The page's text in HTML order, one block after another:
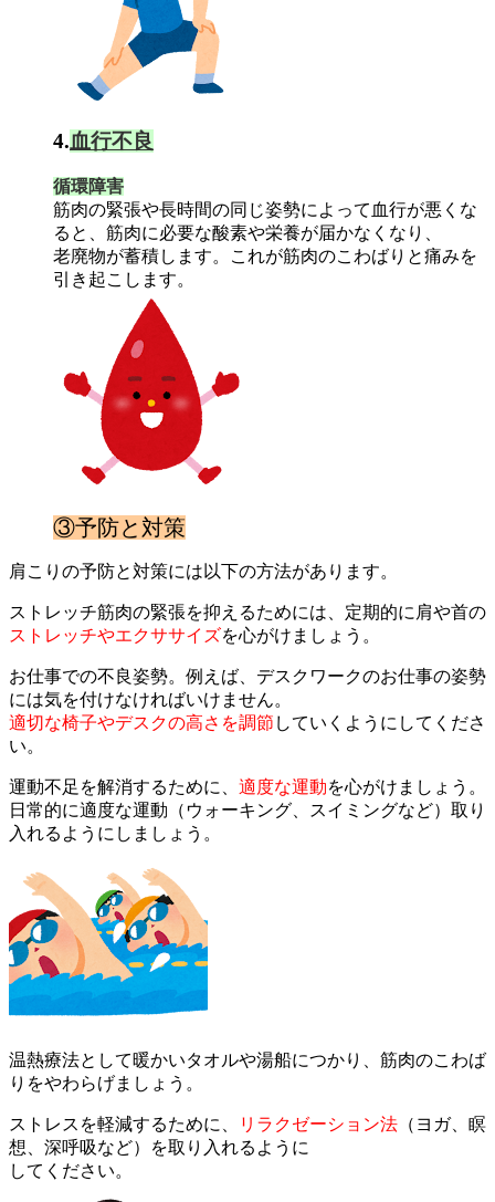
4.血行不良
循環障害
筋肉の緊張や長時間の同じ姿勢によって血行が悪くな
ると、筋肉に必要な酸素や栄養が届かなくなり、
老廃物が蓄積します。これが筋肉のこわばりと痛みを
引き起こします。
③予防と対策
肩こりの予防と対策には以下の方法があります。
ストレッチ筋肉の緊張を抑えるためには、定期的に肩や首の
ストレッチやエクササイズを心がけましょう。
お仕事での不良姿勢。例えば、デスクワークのお仕事の姿勢
には気を付けなければいけません。
適切な椅子やデスクの高さを調節 していくようにしてくださ
い。
運動不足を解消するために、 適度な運動を心がけましょう。
日常的に適度な運動（ウォーキング、スイミングなど）取り
入れるようにしましょう。
温熱療法として暖かいタオルや湯船につかり、筋肉のこわば
りをやわらげましょう。
ストレスを軽減するために、 リラクゼーション法 （ヨガ、瞑
想、深呼吸など）を取り入れるように
してください。